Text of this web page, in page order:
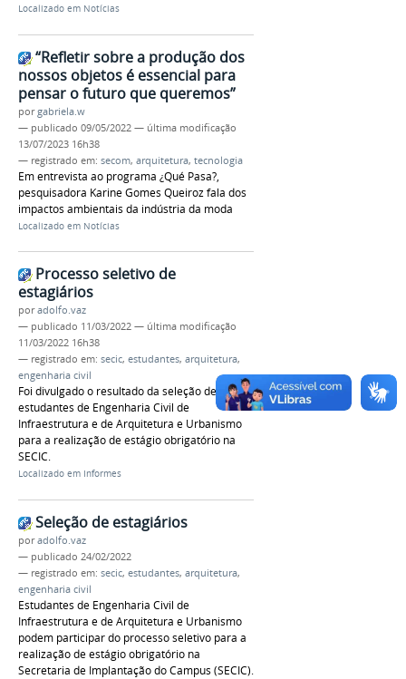
Localizado em Notícias
“Refletir sobre a produção dos
nossos objetos é essencial para
pensar o futuro que queremos”
porgabriela.w
— publicado 09/05/2022 — última modificação
13/07/2023 16h38
— registrado em: secom, arquitetura, tecnologia
Em entrevista ao programa ¿Qué Pasa?,
pesquisadora Karine Gomes Queiroz fala dos
impactos ambientais da indústria da moda
Localizado em Notícias
Processo seletivo de
estagiários
poradolfo.vaz
— publicado 11/03/2022 — última modificação
11/03/2022 16h38
— registrado em: secic, estudantes, arquitetura,
engenharia civil
Foi divulgado o resultado da seleção de
estudantes de Engenharia Civil de
Infraestrutura e de Arquitetura e Urbanismo
para a realização de estágio obrigatório na
SECIC.
Localizado em Informes
Seleção de estagiários
poradolfo.vaz
— publicado 24/02/2022
— registrado em: secic, estudantes, arquitetura,
engenharia civil
Estudantes de Engenharia Civil de
Infraestrutura e de Arquitetura e Urbanismo
podem participar do processo seletivo para a
realização de estágio obrigatório na
Secretaria de Implantação do Campus (SECIC).